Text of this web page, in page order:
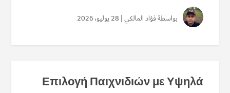
بواسطةفؤاد المالكي| 28 يوليو، 2026
Επιλογή Παιχνιδιών με Υψηλά